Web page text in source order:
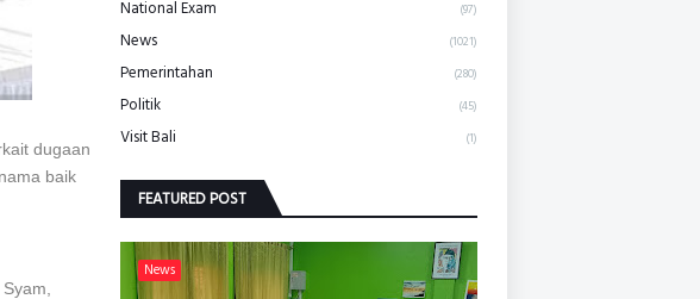
dugaan
baik
National Exam (97)
News (1021)
Pemerintahan (280)
Politik (45)
Visit Bali (1)
FEATURED POST
News